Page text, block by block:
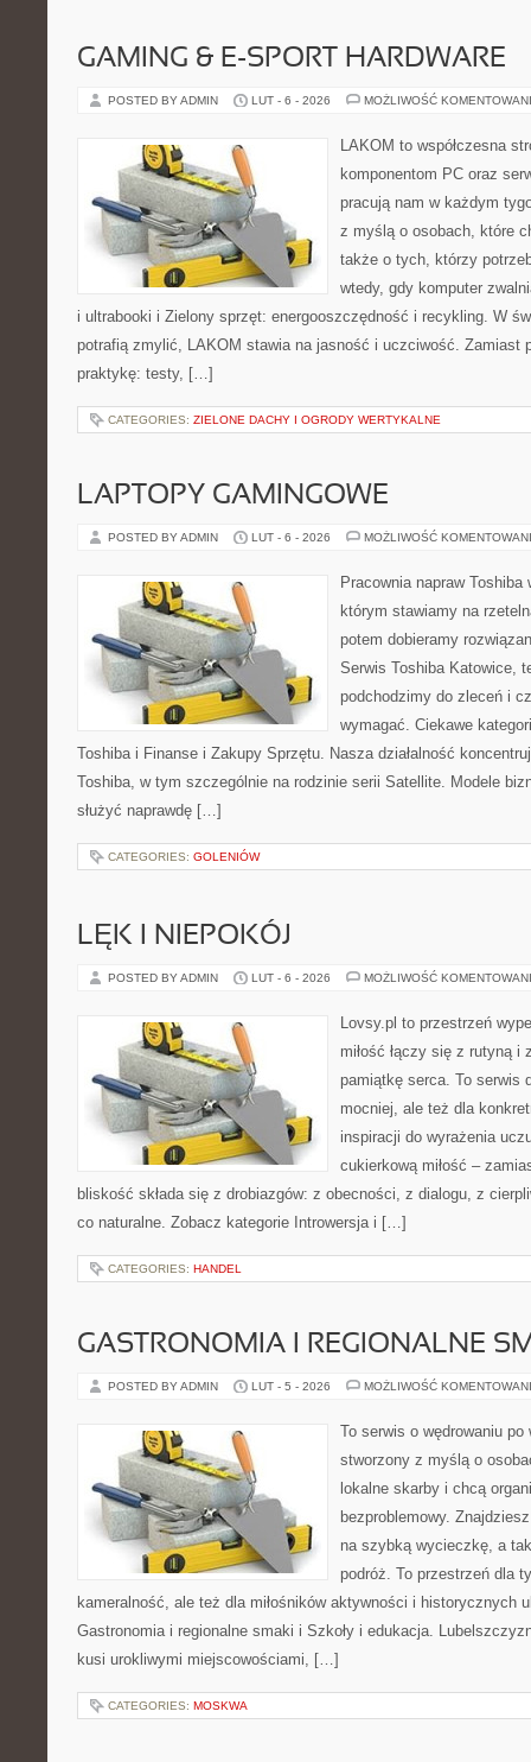
GAMING & E-SPORT HARDWARE
POSTED BY ADMIN LUT - 6 - 2026 MOŻLIWOŚĆ
LAKOM to współczesna
komponentom PC oraz
pracują nam w każdym
z myślą o osobach, które
także o tych, którzy
wtedy, gdy komputer
i ultrabooki i Zielony sprzęt: energooszczędność i recykling. W
potrafią zmylić, LAKOM stawia na jasność i uczciwość. Zamiast
praktykę: testy, […]
CATEGORIES: ZIELONE DACHY I OGRODY WERTYKALNE
LAPTOPY GAMINGOWE
POSTED BY ADMIN LUT - 6 - 2026 MOŻLIWOŚĆ
Pracownia napraw
którym stawiamy na
potem dobieramy
Serwis Toshiba Katowice,
podchodzimy do zleceń i
wymagać. Ciekawe
Toshiba i Finanse i Zakupy Sprzętu. Nasza działalność
Toshiba, w tym szczególnie na rodzinie serii Satellite. Modele
służyć naprawdę […]
CATEGORIES: GOLENIÓW
LĘK I NIEPOKÓJ
POSTED BY ADMIN LUT - 6 - 2026 MOŻLIWOŚĆ
Lovsy.pl to przestrzeń
miłość łączy się z rutyną i
pamiątkę serca. To serwis
mocniej, ale też dla
inspiracji do wyrażenia
cukierkową miłość –
bliskość składa się z drobiazgów: z obecności, z dialogu, z
co naturalne. Zobacz kategorie Introwersja i […]
CATEGORIES: HANDEL
GASTRONOMIA I REGIONALNE
POSTED BY ADMIN LUT - 5 - 2026 MOŻLIWOŚĆ
To serwis o wędrowaniu
stworzony z myślą o
lokalne skarby i chcą
bezproblemowy.
na szybką wycieczkę, a
podróż. To przestrzeń dla
kameralność, ale też dla miłośników aktywności i historycznych
Gastronomia i regionalne smaki i Szkoły i edukacja.
kusi urokliwymi miejscowościami, […]
CATEGORIES: MOSKWA